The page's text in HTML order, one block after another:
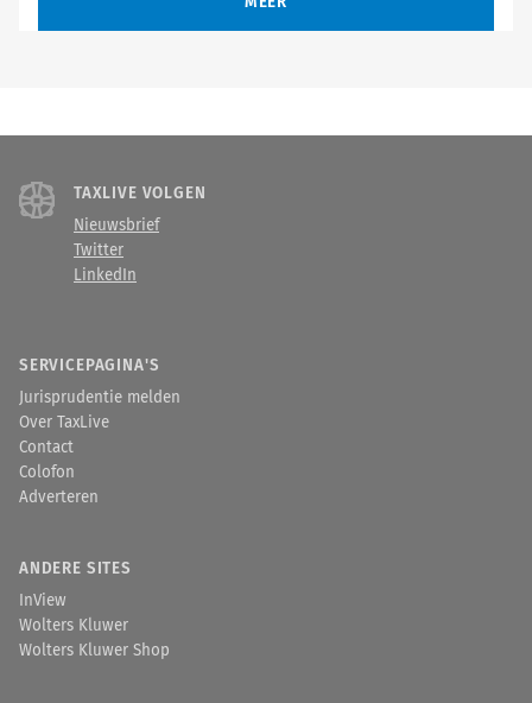
TAXLIVE VOLGEN
Nieuwsbrief
Twitter
LinkedIn
SERVICEPAGINA'S
Jurisprudentie melden
Over TaxLive
Contact
Colofon
Adverteren
ANDERE SITES
InView
Wolters Kluwer
Wolters Kluwer Shop